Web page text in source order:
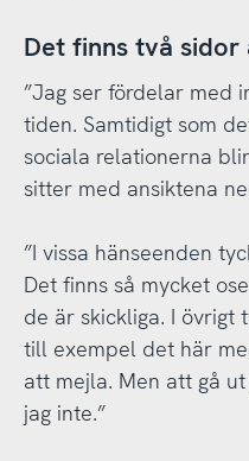
Det finns två
”Jag ser fördelar med
tiden. Samtidigt som
sociala relationerna
sitter med ansiktena
”I vissa hänseenden
Det finns så mycket
de är skickliga. I övrigt
till exempel det här
att mejla. Men att gå
jag inte.”